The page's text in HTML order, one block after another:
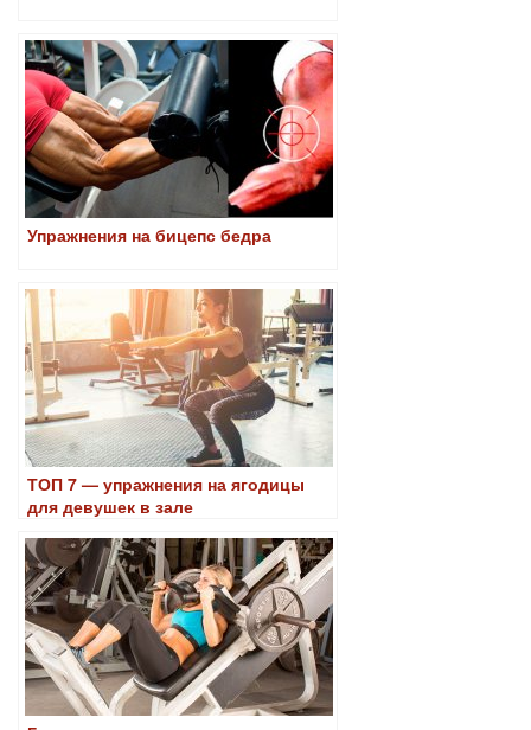
Упражнения на бицепс бедра
ТОП 7 — упражнения на ягодицы
для девушек в зале